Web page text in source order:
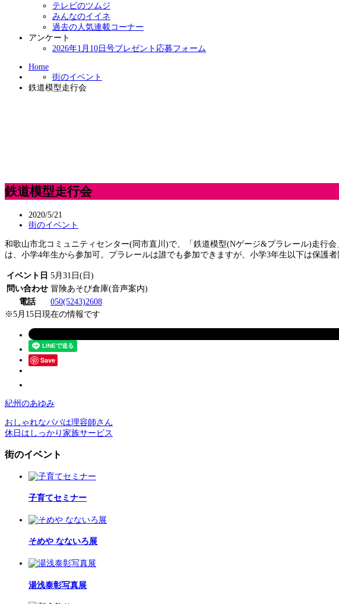
テレビのツムジ
みんなのイイネ
過去の人気連載コーナー
アンケート
2026年1月10日号プレゼント応募フォーム
Home
街のイベント
鉄道模型走行会
鉄道模型走行会
2020/5/21
街のイベント
和歌山市北コミュニティセンター(同市直川)で、「鉄道模型(Nゲージ&プラレール)走行
は、小学4年生から参加可。プラレールは誰でも参加できますが、小学3年生以下は保護
イベント日 5月31日(日)
問い合わせ 冒険あそび倉庫(音声案内)
電話
050(5243)2608
※5月15日現在の情報です
Save
紀州のあゆみ
おしゃれなパパは理容師さん
休日はしっかり家族サービス
街のイベント
子育てセミナー
そめや なないろ展
湯浅泰彰写真展